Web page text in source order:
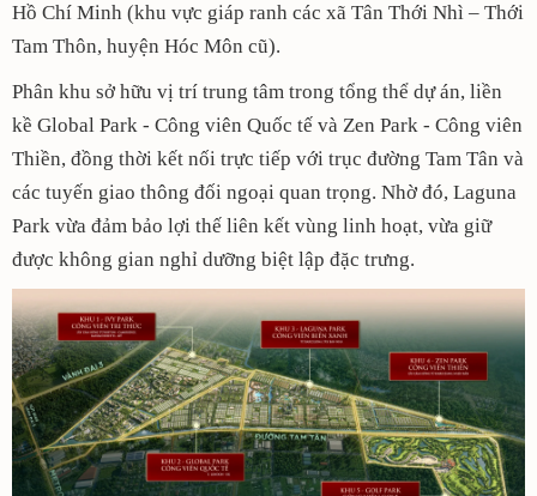
Hồ Chí Minh (khu vực giáp ranh các xã Tân Thới Nhì – Thới
Tam Thôn, huyện Hóc Môn cũ).
Phân khu sở hữu vị trí trung tâm trong tổng thể dự án, liền
kề Global Park - Công viên Quốc tế và Zen Park - Công viên
Thiền, đồng thời kết nối trực tiếp với trục đường Tam Tân và
các tuyến giao thông đối ngoại quan trọng. Nhờ đó, Laguna
Park vừa đảm bảo lợi thế liên kết vùng linh hoạt, vừa giữ
được không gian nghỉ dưỡng biệt lập đặc trưng.